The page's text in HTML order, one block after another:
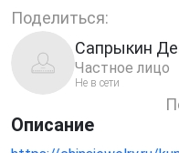
Поделиться:
Сапрыкин
Частное лицо
Не в сети
Описание